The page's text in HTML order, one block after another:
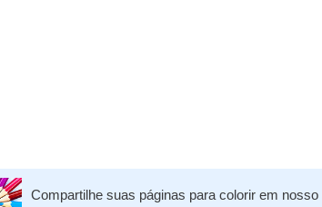
Compartilhe suas páginas para colorir em nosso